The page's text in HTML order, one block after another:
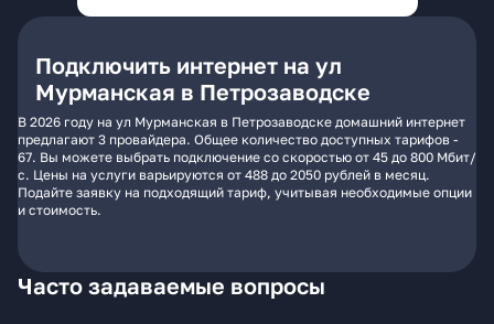
Подключить интернет на ул
Мурманская в Петрозаводске
В 2026 году на ул Мурманская в Петрозаводске домашний интернет
предлагают 3 провайдера. Общее количество доступных тарифов -
67. Вы можете выбрать подключение со скоростью от 45 до 800 Мбит/
с. Цены на услуги варьируются от 488 до 2050 рублей в месяц.
Подайте заявку на подходящий тариф, учитывая необходимые опции
и стоимость.
Часто задаваемые вопросы